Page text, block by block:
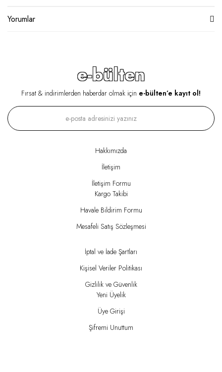
Yorumlar
e-bülten
Fırsat & indirimlerden haberdar olmak için e-bülten’e kayıt ol!
Hakkımızda
İletişim
İletişim Formu
Kargo Takibi
Havale Bildirim Formu
Mesafeli Satış Sözleşmesi
İptal ve İade Şartları
Kişisel Veriler Politikası
Gizlilik ve Güvenlik
Yeni Üyelik
Üye Girişi
Şifremi Unuttum